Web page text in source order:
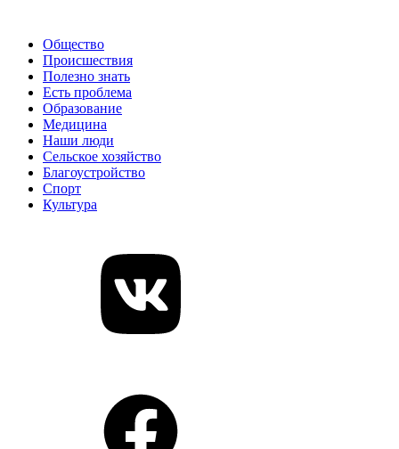
Общество
Происшествия
Полезно знать
Есть проблема
Образование
Медицина
Наши люди
Сельское хозяйство
Благоустройство
Спорт
Культура